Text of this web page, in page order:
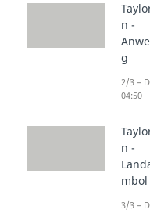
n -
g
2/3 –
04:50
n -
mbol
3/3 –